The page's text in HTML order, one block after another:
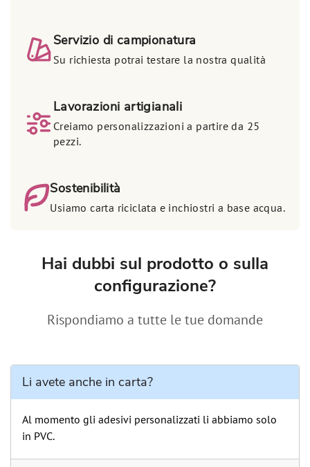
Servizio di campionatura
Su richiesta potrai testare la nostra qualità
Lavorazioni artigianali
Creiamo personalizzazioni a partire da 25
pezzi.
Sostenibilità
Usiamo carta riciclata e inchiostri a base acqua.
Hai dubbi sul prodotto o sulla
configurazione?
Rispondiamo a tutte le tue domande
Li avete anche in carta?
Al momento gli adesivi personalizzati li abbiamo solo
in PVC.